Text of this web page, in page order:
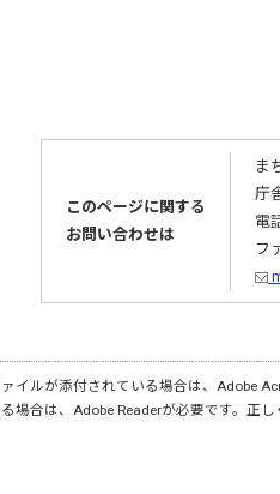
このページに関する
お問い合わせは
ま
庁
電
フ
イルが添付されている場合は、Adobe
場合は、Adobe Readerが必要です。正